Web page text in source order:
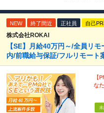
NEW 終了間近 正社員 自己
株式会社ROKAI
【SE】月給40万円～/全員リ
内/前職給与保証/フルリモート
【
な